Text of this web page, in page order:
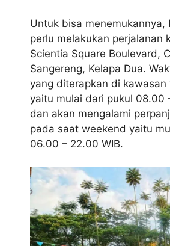
Untuk bisa menemukannya,
perlu melakukan perjalanan
Scientia Square Boulevard,
Sangereng, Kelapa Dua.
yang diterapkan di kawasan
yaitu mulai dari pukul 08.00
dan akan mengalami
pada saat weekend yaitu
06.00 – 22.00 WIB.